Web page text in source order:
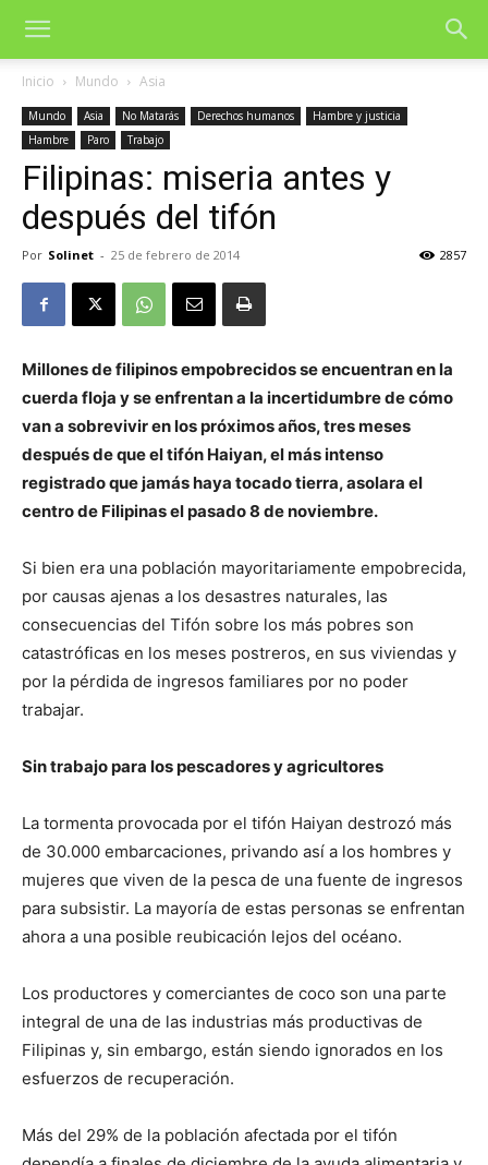
Inicio Mundo Asia
Mundo Asia No Matarás Derechos humanos
Hambre y justicia
Hambre
Paro Trabajo
Filipinas: miseria antes y
después del tifón
Por Solinet - 25 de febrero de 2014 2857
Millones de filipinos empobrecidos se encuentran en la
cuerda floja y se enfrentan a la incertidumbre de cómo
van a sobrevivir en los próximos años, tres meses
después de que el tifón Haiyan, el más intenso
registrado que jamás haya tocado tierra, asolara el
centro de Filipinas el pasado 8 de noviembre.
Si bien era una población mayoritariamente empobrecida,
por causas ajenas a los desastres naturales, las
consecuencias del Tifón sobre los más pobres son
catastróficas en los meses postreros, en sus viviendas y
por la pérdida de ingresos familiares por no poder
trabajar.
Sin trabajo para los pescadores y agricultores
La tormenta provocada por el tifón Haiyan destrozó más
de 30.000 embarcaciones, privando así a los hombres y
mujeres que viven de la pesca de una fuente de ingresos
para subsistir. La mayoría de estas personas se enfrentan
ahora a una posible reubicación lejos del océano.
Los productores y comerciantes de coco son una parte
integral de una de las industrias más productivas de
Filipinas y, sin embargo, están siendo ignorados en los
esfuerzos de recuperación.
Más del 29% de la población afectada por el tifón